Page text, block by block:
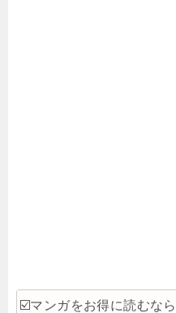
☑️マンガをお得に読むなら